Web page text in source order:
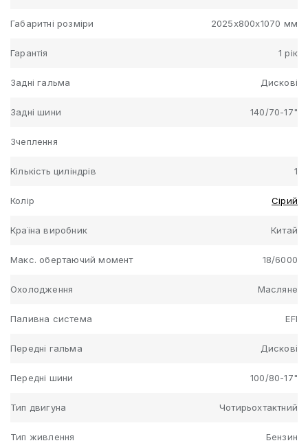
Габаритні розміри 2025х800х1070 мм
Гарантія 1 рік
Задні гальма Дискові
Задні шини 140/70-17"
Зчеплення
Кількість циліндрів 1
Колір Сірий
Країна виробник Китай
Макс. обертаючий момент 18/6000
Охолодження Масляне
Паливна система EFI
Передні гальма Дискові
Передні шини 100/80-17"
Тип двигуна Чотирьохтактний
Тип живлення Бензин